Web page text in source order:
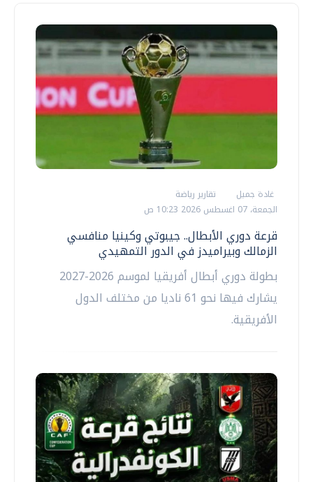
غادة جميل
تقارير رياضة
الجمعة، 07 اغسطس 2026 10:23 ص
قرعة دوري الأبطال.. جيبوتي وكينيا منافسي
الزمالك وبيراميدز في الدور التمهيدي
بطولة دوري أبطال أفريقيا لموسم 2026-2027
يشارك فيها نحو 61 ناديا من مختلف الدول
الأفريقية.